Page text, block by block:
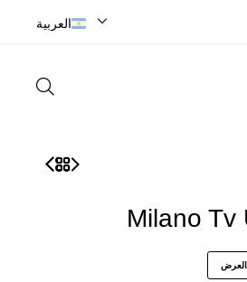
العربية
Milano Tv
العرض